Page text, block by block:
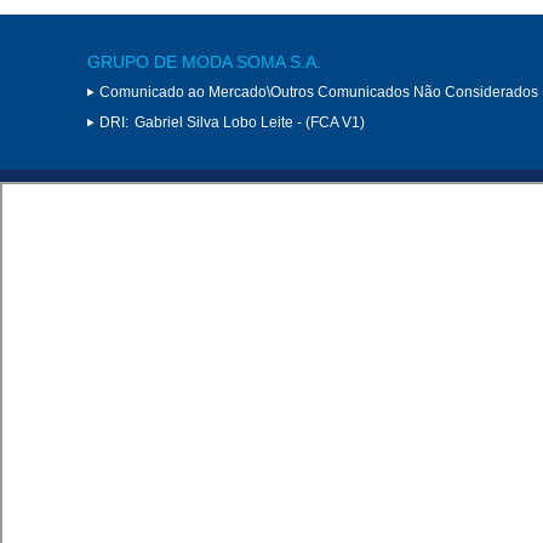
GRUPO DE MODA SOMA S.A.
Comunicado ao Mercado\Outros Comunicados Não Considerados
DRI: Gabriel Silva Lobo Leite - (FCA V1)